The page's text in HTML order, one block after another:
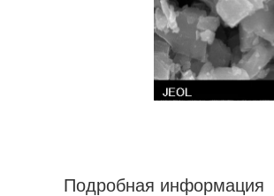
Подробная информация